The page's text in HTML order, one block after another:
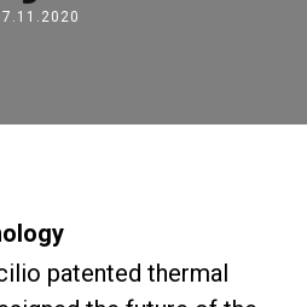
patented thermal